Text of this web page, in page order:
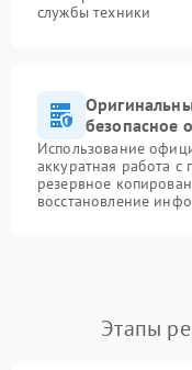
службы техники
безопасное
Использование
аккуратная работа с
резервное
восстановление
Этапы